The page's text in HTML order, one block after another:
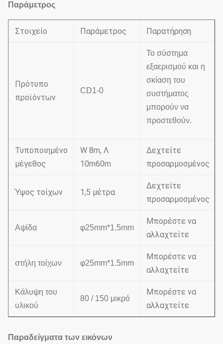
Παράμετρος
Στοιχείο Παράμετρος Παρατήρηση
Πρότυπο
προϊόντων
CD1-0
Το σύστημα
εξαερισμού και η
σκίαση του
συστήματος
μπορούν να
προστεθούν.
Τυποποιημένο
μέγεθος
W 8m, Λ
10m60m
Δεχτείτε
προσαρμοσμένος
Ύψος τοίχων 1,5 μέτρα
Δεχτείτε
προσαρμοσμένος
Αψίδα φ25mm*1.5mm
Μπορέστε να
αλλαχτείτε
στήλη τοίχων φ25mm*1.5mm
Μπορέστε να
αλλαχτείτε
Κάλυψη του
υλικού
80 / 150 μικρό
Μπορέστε να
αλλαχτείτε
Παραδείγματα των εικόνων